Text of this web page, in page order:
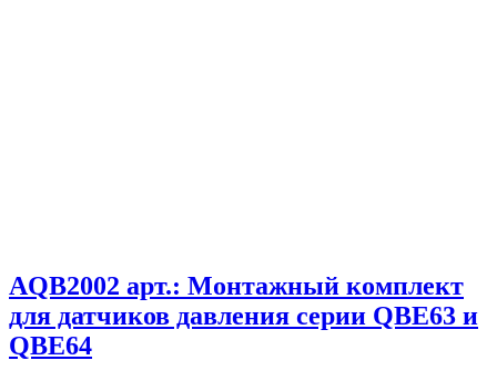
AQB2002 арт.: Монтажный комплект
для датчиков давления серии QBE63 и
QBE64